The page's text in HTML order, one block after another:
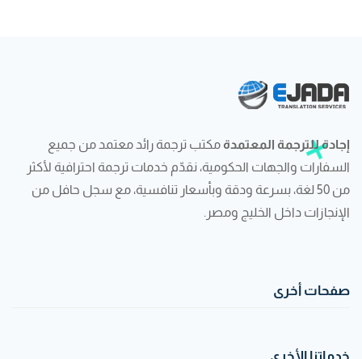
إجادة للترجمة المعتمدة مكتب ترجمة رائد معتمد من جميع
السفارات والجهات الحكومية، نقدّم خدمات ترجمة احترافية لأكثر
من 50 لغة، بسرعة ودقة وبأسعار تنافسية، مع سجل حافل من
الإنجازات داخل الخليج ومصر.
صفحات أخرى